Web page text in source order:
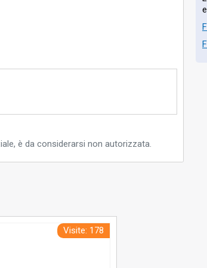
è da considerarsi non autorizzata.
Visite: 178